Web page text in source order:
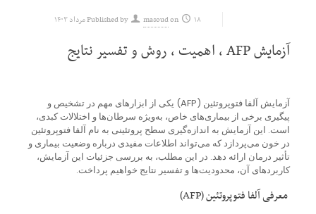
Published by masoudon ۱۸ مرداد ۱۴۰۳
آزمایش AFP ، اهمیت ، روش و تفسیر نتایج
آزمایش آلفا فتوپروتئین (AFP) یکی از ابزارهای مهم در تشخیص و
پیگیری برخی از بیماری‌های خاص، به‌ویژه سرطان‌ها و اختلالات کبدی،
است. این آزمایش به اندازه‌گیری سطح پروتئینی به نام آلفا فتوپروتئین
در خون می‌پردازد که می‌تواند اطلاعات مفیدی درباره وضعیت بیماری و
تأثیر درمان ارائه دهد. در این مطلب، به بررسی جزئیات این آزمایش،
کاربردهای آن، محدودیت‌ها و تفسیر نتایج خواهیم پرداخت.
معرفی آلفا فتوپروتئین (AFP)